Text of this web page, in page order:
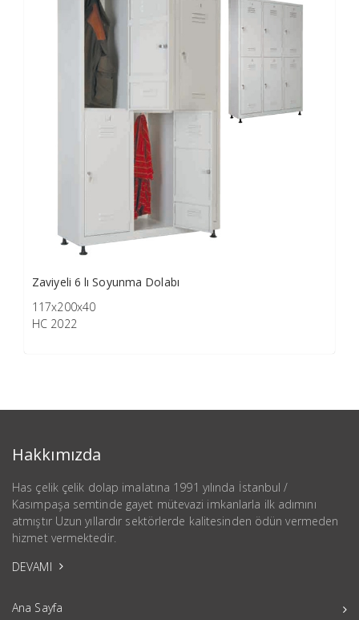
Zaviyeli 6 lı Soyunma Dolabı
117x200x40
HC 2022
Hakkımızda
Has çelik çelik dolap imalatına 1991 yılında İstanbul /
Kasımpaşa semtinde gayet mütevazi imkanlarla ilk adımını
atmıştır Uzun yıllardır sektörlerde kalitesinden ödün vermeden
hizmet vermektedir.
DEVAMI
Ana Sayfa